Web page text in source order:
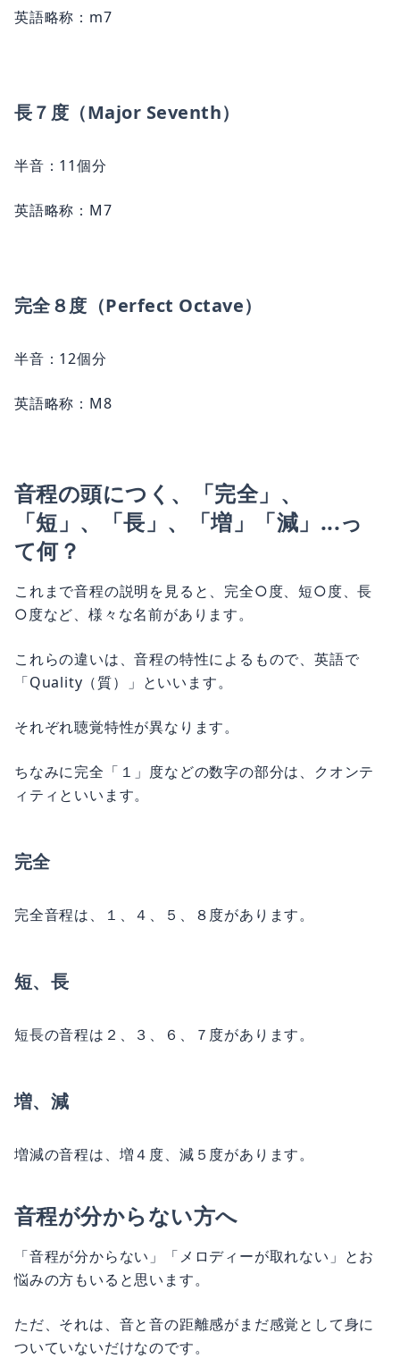
英語略称：m7
長７度（Major Seventh）
半音：11個分
英語略称：M7
完全８度（Perfect Octave）
半音：12個分
英語略称：M8
音程の頭につく、「完全」、
「短」、「長」、「増」「減」...っ
て何？
これまで音程の説明を見ると、完全○度、短○度、長
○度など、様々な名前があります。
これらの違いは、音程の特性によるもので、英語で
「Quality（質）」といいます。
それぞれ聴覚特性が異なります。
ちなみに完全「１」度などの数字の部分は、クオンテ
ィティといいます。
完全
完全音程は、１、４、５、８度があります。
短、長
短長の音程は２、３、６、７度があります。
増、減
増減の音程は、増４度、減５度があります。
音程が分からない方へ
「音程が分からない」「メロディーが取れない」とお
悩みの方もいると思います。
ただ、それは、音と音の距離感がまだ感覚として身に
ついていないだけなのです。